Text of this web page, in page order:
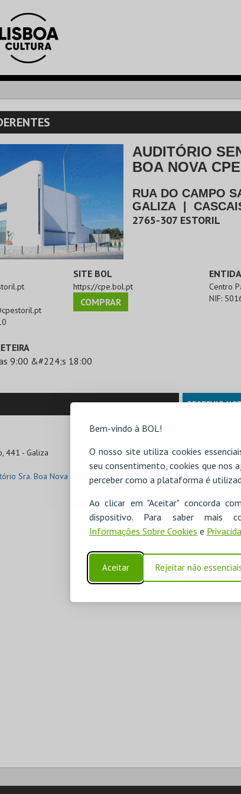
Bem-vindo à BOL!
O nosso site utiliza cookies
seu consentimento, cookies que nos
perceber como a plataforma é
Ao clicar em "Aceitar" concorda
dispositivo. Para saber mais
Informações Sobre Cookies e
Aceitar Rejeitar não
AUDITÓRIO
BOA NOVA CPE
RUA DO CAMPO
GALIZA
2765-307 ESTORIL
SITE BOL
https://cpe.bol.pt
COMPRAR
Centro
NIF:
9:00 &#224;s 18:00
RESERVAR
441 - Galiza
Sra. Boa Nova